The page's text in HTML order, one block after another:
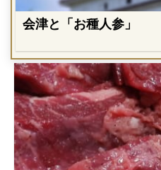
会津と「お種人参」